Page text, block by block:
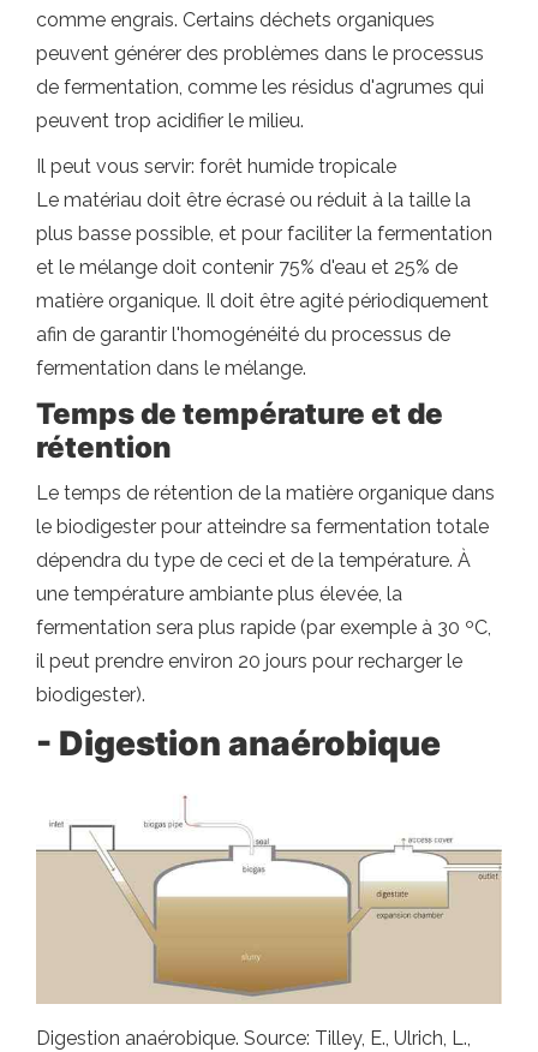
comme engrais. Certains déchets organiques
peuvent générer des problèmes dans le processus
de fermentation, comme les résidus d'agrumes qui
peuvent trop acidifier le milieu.
Il peut vous servir: forêt humide tropicale
Le matériau doit être écrasé ou réduit à la taille la
plus basse possible, et pour faciliter la fermentation
et le mélange doit contenir 75% d'eau et 25% de
matière organique. Il doit être agité périodiquement
afin de garantir l'homogénéité du processus de
fermentation dans le mélange.
Temps de température et de
rétention
Le temps de rétention de la matière organique dans
le biodigester pour atteindre sa fermentation totale
dépendra du type de ceci et de la température. À
une température ambiante plus élevée, la
fermentation sera plus rapide (par exemple à 30 ºC,
il peut prendre environ 20 jours pour recharger le
biodigester).
- Digestion anaérobique
Digestion anaérobique. Source: Tilley, E., Ulrich, L.,